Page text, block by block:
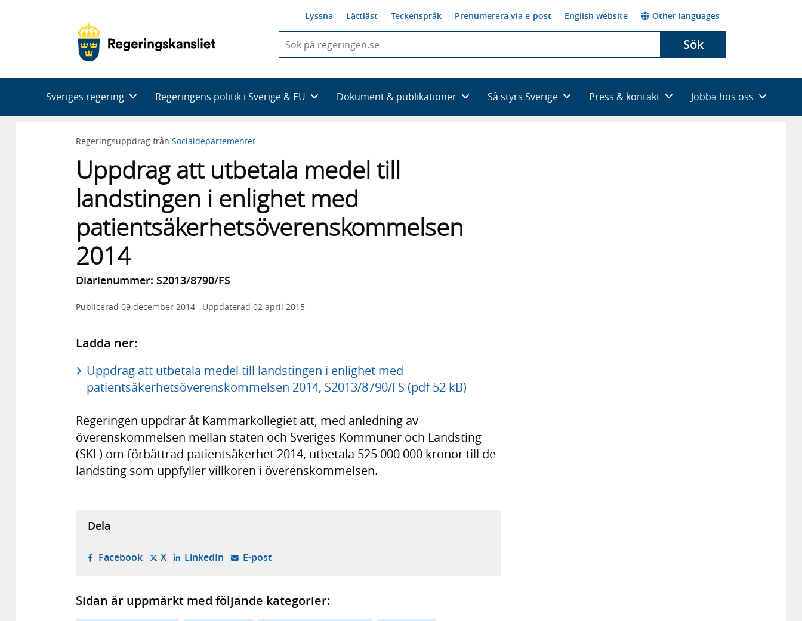
Lyssna Lättläst Teckenspråk Prenumerera via e-post English website Other languages
du
skriva
framträder
en
Sök
Sveriges regering Regeringens politik i Sverige & EU Dokument & publikationer Så styrs Sverige Press & kontakt Jobba hos oss
Regeringsuppdrag från Socialdepartementet
Uppdrag att utbetala medel till
landstingen i enlighet med
patientsäkerhetsöverenskommelsen
2014
Diarienummer: S2013/8790/FS
Publicerad 09 december 2014 Uppdaterad 02 april 2015
Ladda ner:
Uppdrag att utbetala medel till landstingen i enlighet med
patientsäkerhetsöverenskommelsen 2014, S2013/8790/FS (pdf 52 kB)
Regeringen uppdrar åt Kammarkollegiet att, med anledning av
överenskommelsen mellan staten och Sveriges Kommuner och Landsting
(SKL) om förbättrad patientsäkerhet 2014, utbetala 525 000 000 kronor till de
landsting som uppfyller villkoren i överenskommelsen.
Dela
Facebook- öppnas i ny flik, extern webbplats,
X- öppnas i ny flik, extern webbplats,
LinkedIn- öppnas i ny flik, extern webbplats,
E-post- öppnar din e-postklient,
Sidan är uppmärkt med följande kategorier: